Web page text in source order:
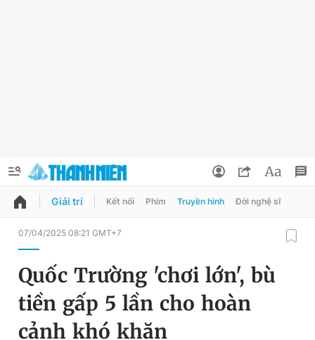
QUẢNG CÁO
Chuyên mục
Chuyên mục khác
Đổi mật khẩu
Tin đã lưu
Giải trí Kết nối Phim Truyền hình Đời nghệ sĩ
07/04/2025 08:21 GMT+7
Quốc Trường 'chơi lớn', bù
tiền gấp 5 lần cho hoàn
cảnh khó khăn